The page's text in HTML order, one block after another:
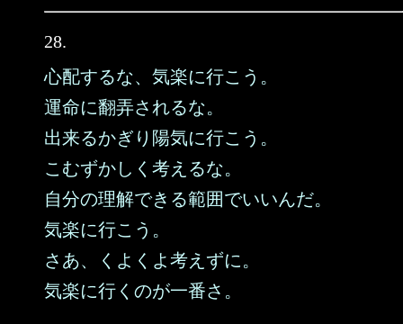
28.
心配するな、気楽に行こう。
運命に翻弄されるな。
出来るかぎり陽気に行こう。
こむずかしく考えるな。
自分の理解できる範囲でいいんだ。
気楽に行こう。
さあ、くよくよ考えずに。
気楽に行くのが一番さ。